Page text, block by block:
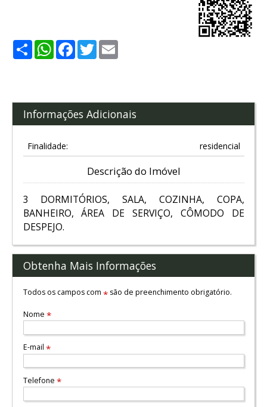
ShareWhatsApp
Facebook
Twitter
Informações Adicionais
Finalidade: residencial
Descrição do Imóvel
3 DORMITÓRIOS, SALA, COZINHA, COPA,
BANHEIRO, ÁREA DE SERVIÇO, CÔMODO DE
DESPEJO.
Obtenha Mais Informações
Todos os campos com *são de preenchimento obrigatório.
Nome *
E-mail *
Telefone *